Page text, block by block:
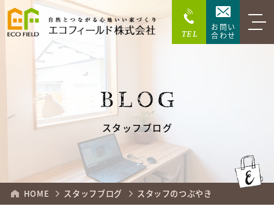
TEL
お問い
合わせ
BLOG
スタッフブログ
HOME スタッフブログ スタッフのつぶやき